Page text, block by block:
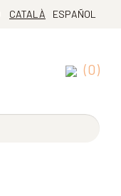
CATALÀ ESPAÑOL
(0)